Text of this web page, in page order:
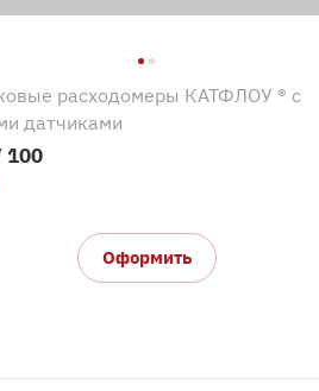
расходомеры КАТФЛОУ ® с
датчиками
Оформить